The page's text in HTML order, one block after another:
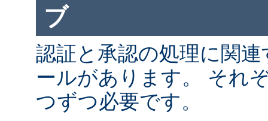
ブ
認証と承認の処理に関
ールがあります。 それ
つずつ必要です。